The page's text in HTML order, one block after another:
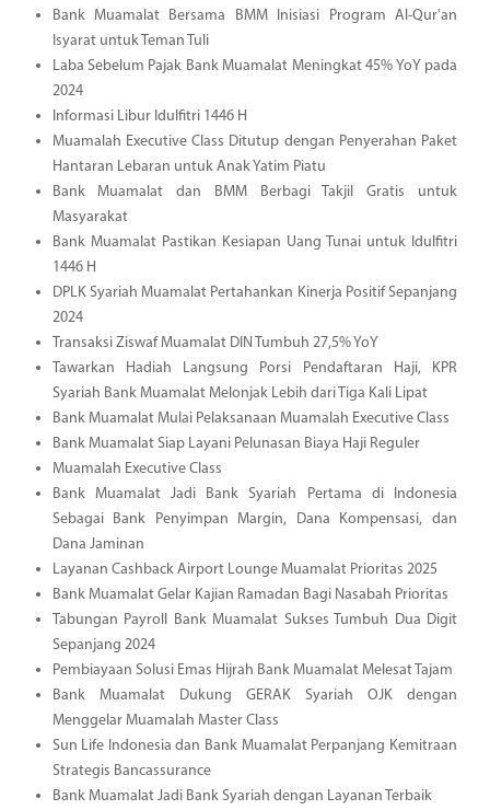
Bank Muamalat Bersama BMM Inisiasi Program Al-Qur'an
Isyarat untuk Teman Tuli
Laba Sebelum Pajak Bank Muamalat Meningkat 45% YoY pada
2024
Informasi Libur Idulfitri 1446 H
Muamalah Executive Class Ditutup dengan Penyerahan Paket
Hantaran Lebaran untuk Anak Yatim Piatu
Bank Muamalat dan BMM Berbagi Takjil Gratis untuk
Masyarakat
Bank Muamalat Pastikan Kesiapan Uang Tunai untuk Idulfitri
1446 H
DPLK Syariah Muamalat Pertahankan Kinerja Positif Sepanjang
2024
Transaksi Ziswaf Muamalat DIN Tumbuh 27,5% YoY
Tawarkan Hadiah Langsung Porsi Pendaftaran Haji, KPR
Syariah Bank Muamalat Melonjak Lebih dari Tiga Kali Lipat
Bank Muamalat Mulai Pelaksanaan Muamalah Executive Class
Bank Muamalat Siap Layani Pelunasan Biaya Haji Reguler
Muamalah Executive Class
Bank Muamalat Jadi Bank Syariah Pertama di Indonesia
Sebagai Bank Penyimpan Margin, Dana Kompensasi, dan
Dana Jaminan
Layanan Cashback Airport Lounge Muamalat Prioritas 2025
Bank Muamalat Gelar Kajian Ramadan Bagi Nasabah Prioritas
Tabungan Payroll Bank Muamalat Sukses Tumbuh Dua Digit
Sepanjang 2024
Pembiayaan Solusi Emas Hijrah Bank Muamalat Melesat Tajam
Bank Muamalat Dukung GERAK Syariah OJK dengan
Menggelar Muamalah Master Class
Sun Life Indonesia dan Bank Muamalat Perpanjang Kemitraan
Strategis Bancassurance
Bank Muamalat Jadi Bank Syariah dengan Layanan Terbaik